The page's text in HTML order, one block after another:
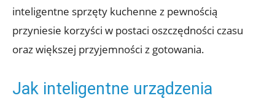
inteligentne sprzęty kuchenne z pewnością
przyniesie korzyści w postaci oszczędności czasu
oraz większej przyjemności z gotowania.
Jak inteligentne urządzenia